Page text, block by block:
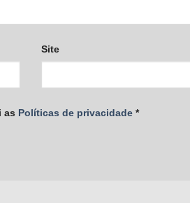
Site
as Políticas de privacidade *